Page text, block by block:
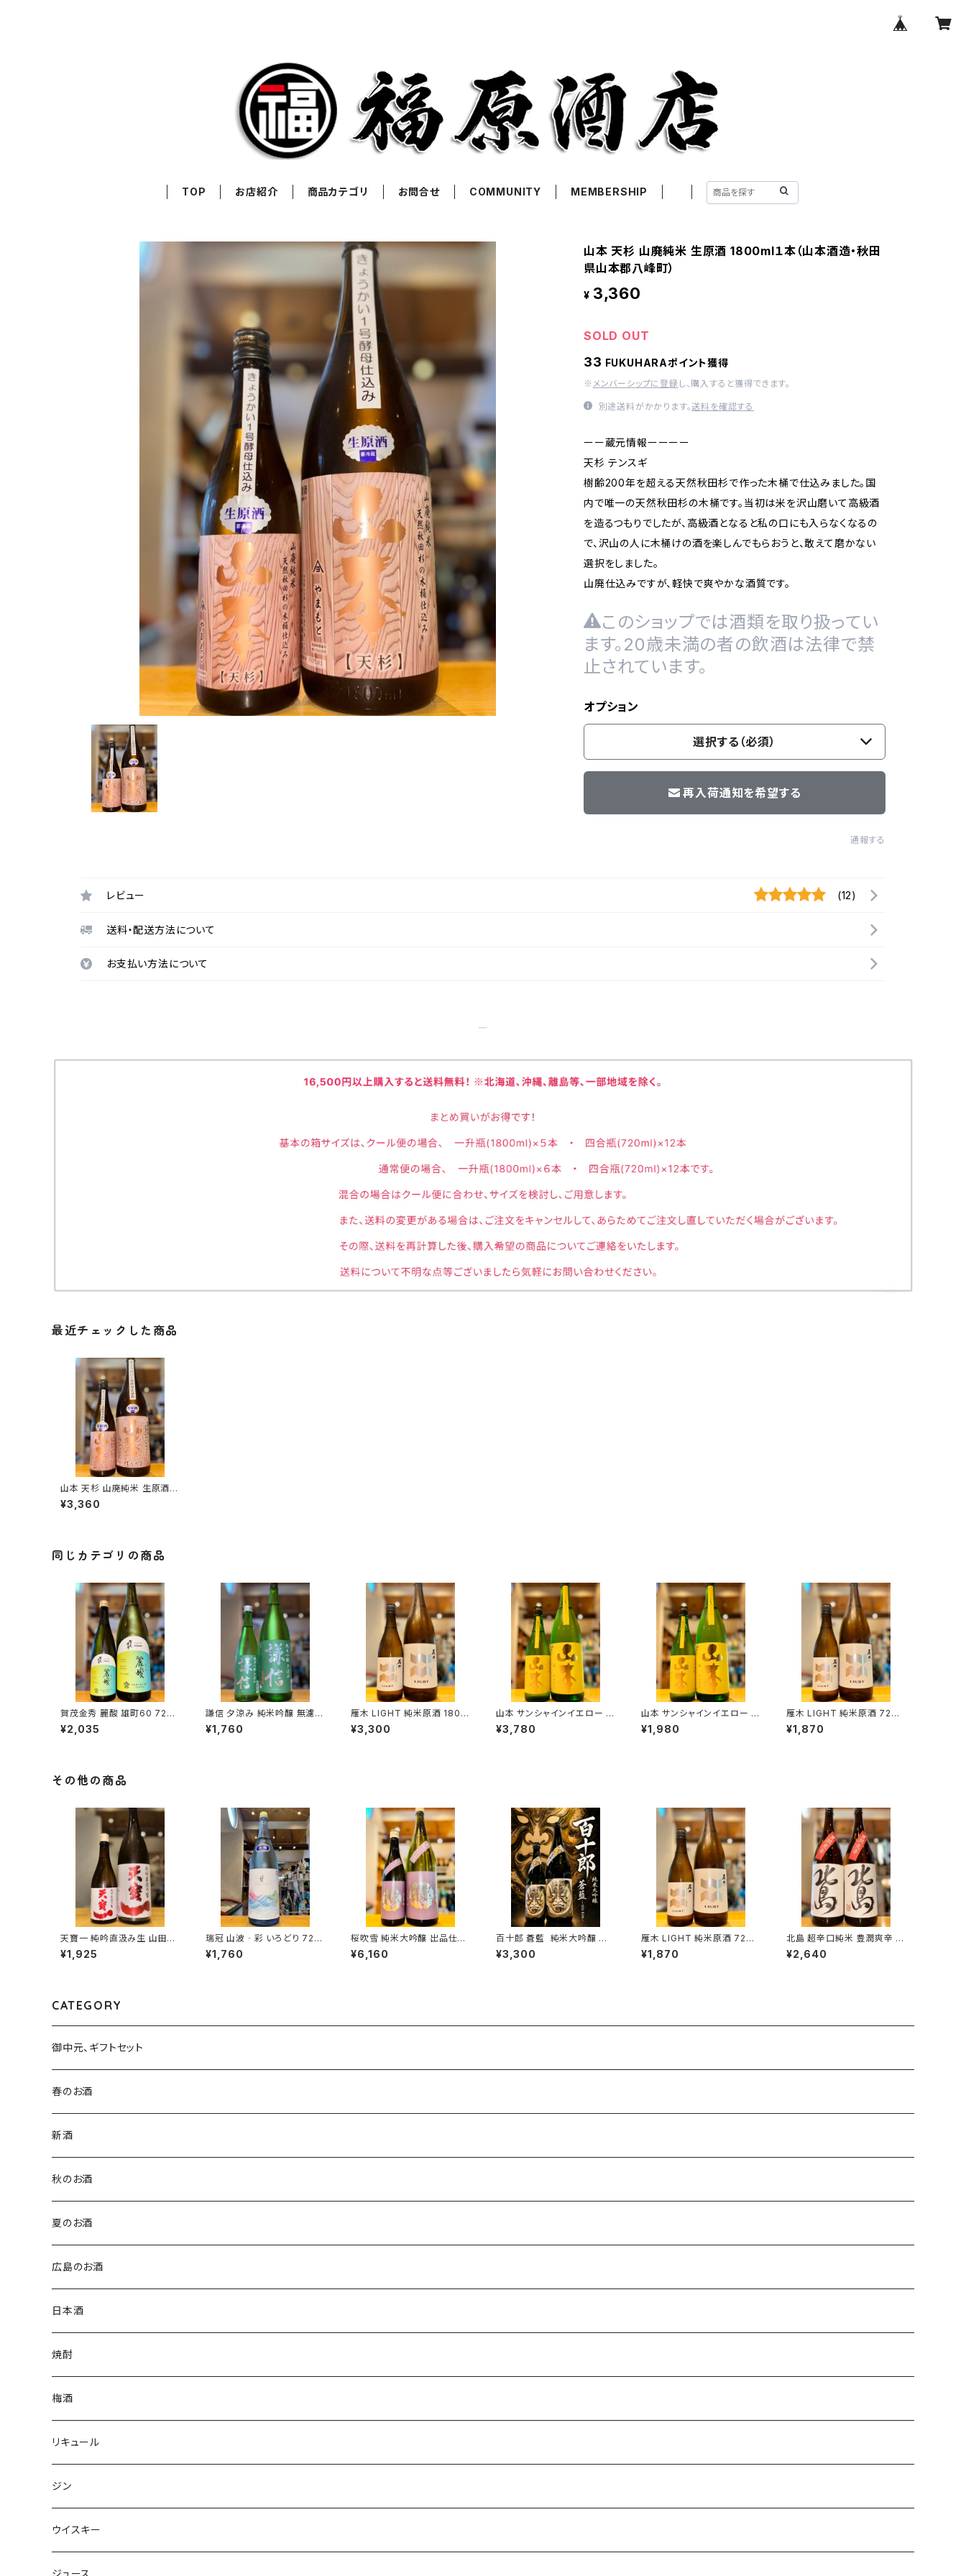
TOP お店紹介 商品カテゴリ お問合せ COMMUNITY MEMBERSHIP
山本 天杉 山廃純米 生原酒 1800ml１本（山本酒造・秋田
県山本郡八峰町）
¥ 3,360
SOLD OUT
33 FUKUHARAポイント獲得
※ メンバーシップに登録 し、購入すると獲得できます。
別途送料がかかります。送料を確認する
ーー蔵元情報ーーーー
天杉 テンスギ
樹齢200年を超える天然秋田杉で作った木桶で仕込みました。国
内で唯一の天然秋田杉の木桶です。当初は米を沢山磨いて高級酒
を造るつもりでしたが、高級酒となると私の口にも入らなくなるの
で、沢山の人に木桶けの酒を楽しんでもらおうと、敢えて磨かない
選択をしました。
山廃仕込みですが、軽快で爽やかな酒質です。
このショップでは酒類を取り扱ってい
ます。20歳未満の者の飲酒は法律で禁
止されています。
オプション
選択する（必須）
再入荷通知を希望する
通報する
レビュー (12)
送料・配送方法について
お支払い方法について
最近チェックした商品
山本 天杉 山廃純米 生原酒 1
800ml１本（山本酒造・秋田
県山本郡八峰町）
¥3,360
同じカテゴリの商品
賀茂金秀 麗酸 雄町60 720
ml１本（金光酒造・広島県東
広島市黒瀬町）
¥2,035
謙信 夕涼み 純米吟醸 無濾過
生 720ml１本（池田屋酒造・
新潟県糸魚川市新鉄）
¥1,760
雁木 LIGHT 純米原酒 1800
ml１本（八百新酒造・山口県
岩国市今津町）
¥3,300
山本 サンシャインイエロー 純
米吟醸 1800ml１本（山本酒
造・秋田県山本郡八峰町）
¥3,780
山本 サンシャインイエロー 純
米吟醸 720ml１本（山本酒
造・秋田県山本郡八峰町）
¥1,980
雁木 LIGHT 純米原酒 720
ml１本（八百新酒造・山口県
岩国市今津町）
¥1,870
その他の商品
天寶一 純吟直汲み生 山田錦
720ml１本（㈱天寶一・広島
県福山市神辺町）
¥1,925
瑞冠 山波‐彩 いろどり 720
ml１本（山岡酒造・広島県三
次市甲奴町）
¥1,760
桜吹雪 純米大吟醸 出品仕込
R7BY（火入）1800ml１本（金
光酒造・広島県東広島市黒瀬
¥6,160
百十郎 蒼藍 純米大吟醸 火
入れ 1800ml１本（林本店・岐
阜県各務原市那加新加納町）
¥3,300
雁木 LIGHT 純米原酒 720
ml１本（八百新酒造・山口県
岩国市今津町）
¥1,870
北島 超辛口純米 豊潤爽辛 火
入 1800ml１本（北島酒造・滋
賀県湖南市針）
¥2,640
CATEGORY
御中元、ギフトセット
春のお酒
新酒
秋のお酒
夏のお酒
広島のお酒
日本酒
焼酎
梅酒
リキュール
ジン
ウイスキー
ジュース